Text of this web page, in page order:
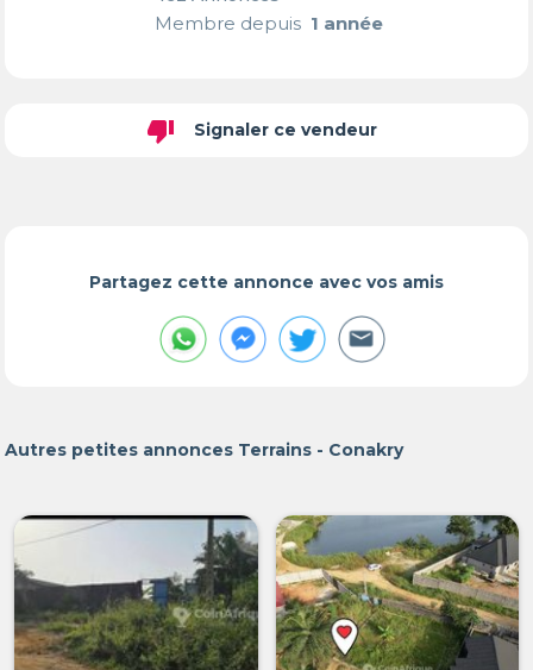
Membre depuis1 année
thumb_down Signaler ce vendeur
Partagez cette annonce avec vos amis
Autres petites annonces Terrains - Conakry